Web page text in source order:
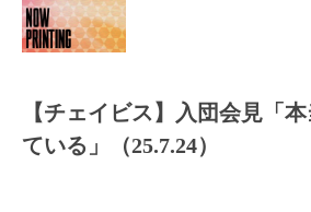
【チェイビス】入団会見「
ている」（25.7.24）